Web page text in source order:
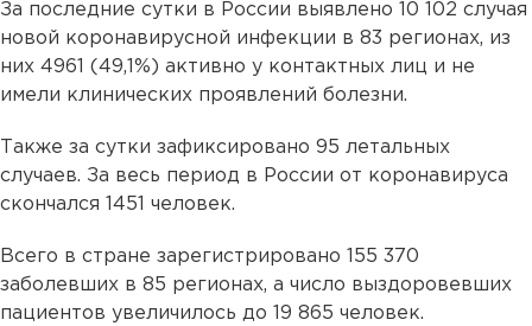
За последние сутки в России выявлено 10 102 случая
новой коронавирусной инфекции в 83 регионах, из
них 4961 (49,1%) активно у контактных лиц и не
имели клинических проявлений болезни.
Также за сутки зафиксировано 95 летальных
случаев. За весь период в России от коронавируса
скончался 1451 человек.
Всего в стране зарегистрировано 155 370
заболевших в 85 регионах, а число выздоровевших
пациентов увеличилось до 19 865 человек.